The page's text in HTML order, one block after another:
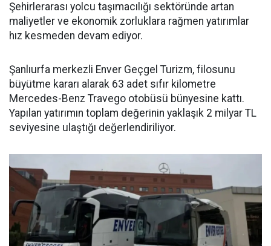
Şehirlerarası yolcu taşımacılığı sektöründe artan
maliyetler ve ekonomik zorluklara rağmen yatırımlar
hız kesmeden devam ediyor.
Şanlıurfa merkezli Enver Geçgel Turizm, filosunu
büyütme kararı alarak 63 adet sıfır kilometre
Mercedes-Benz Travego otobüsü bünyesine kattı.
Yapılan yatırımın toplam değerinin yaklaşık 2 milyar TL
seviyesine ulaştığı değerlendiriliyor.